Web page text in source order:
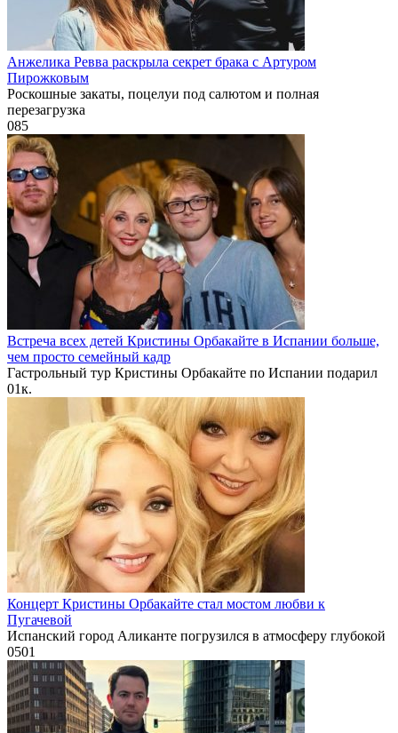
Анжелика Ревва раскрыла секрет брака с Артуром
Пирожковым
Роскошные закаты, поцелуи под салютом и полная
перезагрузка
085
Встреча всех детей Кристины Орбакайте в Испании больше,
чем просто семейный кадр
Гастрольный тур Кристины Орбакайте по Испании подарил
01к.
Концерт Кристины Орбакайте стал мостом любви к
Пугачевой
Испанский город Аликанте погрузился в атмосферу глубокой
0501